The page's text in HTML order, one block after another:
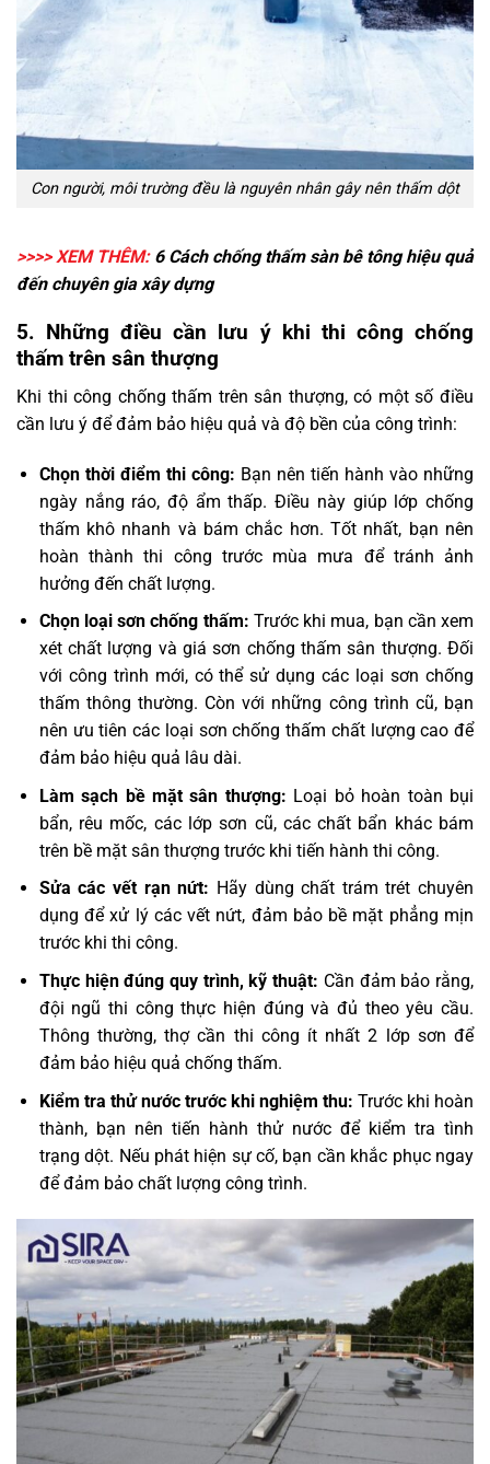
Con người, môi trường đều là nguyên nhân gây nên thấm dột
>>>> XEM THÊM:6 Cách chống thấm sàn bê tônghiệu quả
đến chuyên gia xây dựng
5. Những điều cần lưu ý khi thi công chống
thấm trên sân thượng
Khi thi công chống thấm trên sân thượng, có một số điều
cần lưu ý để đảm bảo hiệu quả và độ bền của công trình:
Chọn thời điểm thi công: Bạn nên tiến hành vào những
ngày nắng ráo, độ ẩm thấp. Điều này giúp lớp chống
thấm khô nhanh và bám chắc hơn. Tốt nhất, bạn nên
hoàn thành thi công trước mùa mưa để tránh ảnh
hưởng đến chất lượng.
Chọn loại sơn chống thấm: Trước khi mua, bạn cần xem
xét chất lượng và giá sơn chống thấm sân thượng. Đối
với công trình mới, có thể sử dụng các loại sơn chống
thấm thông thường. Còn với những công trình cũ, bạn
nên ưu tiên các loại sơn chống thấm chất lượng cao để
đảm bảo hiệu quả lâu dài.
Làm sạch bề mặt sân thượng: Loại bỏ hoàn toàn bụi
bẩn, rêu mốc, các lớp sơn cũ, các chất bẩn khác bám
trên bề mặt sân thượng trước khi tiến hành thi công.
Sửa các vết rạn nứt: Hãy dùng chất trám trét chuyên
dụng để xử lý các vết nứt, đảm bảo bề mặt phẳng mịn
trước khi thi công.
Thực hiện đúng quy trình, kỹ thuật: Cần đảm bảo rằng,
đội ngũ thi công thực hiện đúng và đủ theo yêu cầu.
Thông thường, thợ cần thi công ít nhất 2 lớp sơn để
đảm bảo hiệu quả chống thấm.
Kiểm tra thử nước trước khi nghiệm thu: Trước khi hoàn
thành, bạn nên tiến hành thử nước để kiểm tra tình
trạng dột. Nếu phát hiện sự cố, bạn cần khắc phục ngay
để đảm bảo chất lượng công trình.